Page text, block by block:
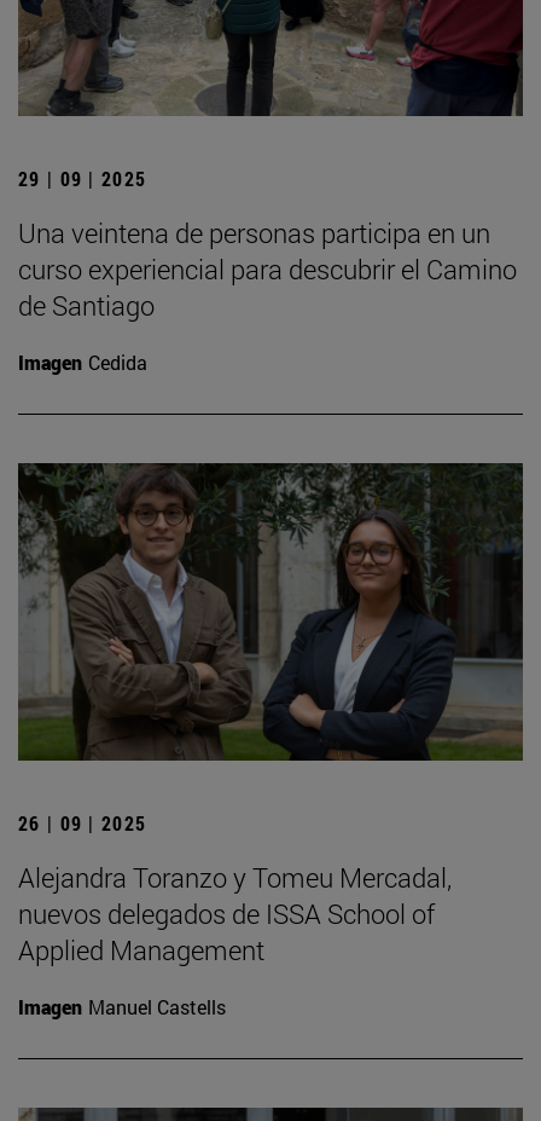
29 | 09 | 2025
Una veintena de personas participa en un
curso experiencial para descubrir el Camino
de Santiago
Imagen Cedida
26 | 09 | 2025
Alejandra Toranzo y Tomeu Mercadal,
nuevos delegados de ISSA School of
Applied Management
Imagen Manuel Castells